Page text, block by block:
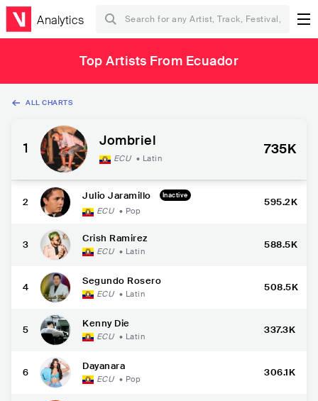
Analytics
Top Artists From Ecuador
ALL CHARTS
1 Jombriel
ECU • Latin
735K
2
Julio Jaramillo Inactive
ECU • Pop
595.2K
3
Crish Ramirez
ECU • Latin
588.5K
4
Segundo Rosero
ECU • Latin
508.5K
5
Kenny Die
ECU • Latin
337.3K
6
Dayanara
ECU • Pop
306.1K